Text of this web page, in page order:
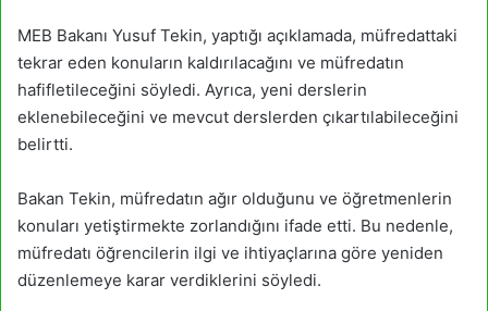
MEB Bakanı Yusuf Tekin, yaptığı açıklamada, müfredattaki
tekrar eden konuların kaldırılacağını ve müfredatın
hafifletileceğini söyledi. Ayrıca, yeni derslerin
eklenebileceğini ve mevcut derslerden çıkartılabileceğini
belirtti.
Bakan Tekin, müfredatın ağır olduğunu ve öğretmenlerin
konuları yetiştirmekte zorlandığını ifade etti. Bu nedenle,
müfredatı öğrencilerin ilgi ve ihtiyaçlarına göre yeniden
düzenlemeye karar verdiklerini söyledi.